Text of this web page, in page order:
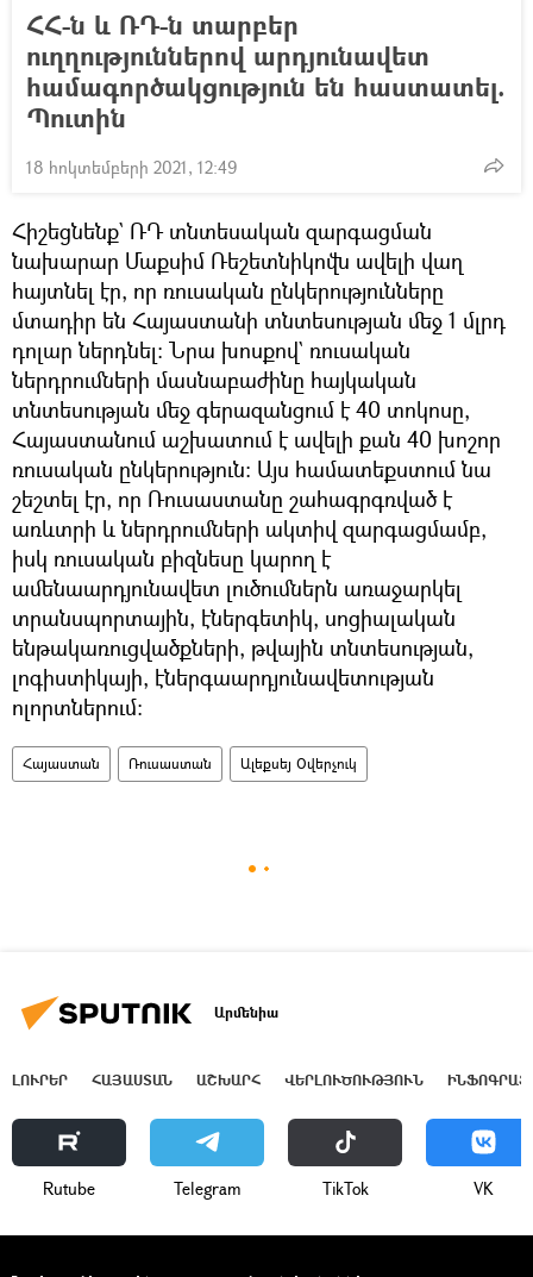
ՀՀ-ն և ՌԴ-ն տարբեր
ուղղություններով արդյունավետ
համագործակցություն են հաստատել.
Պուտին
18 հոկտեմբերի 2021, 12:49
Հիշեցնենք` ՌԴ տնտեսական զարգացման
նախարար Մաքսիմ Ռեշետնիկովն ավելի վաղ
հայտնել էր, որ ռուսական ընկերությունները
մտադիր են Հայաստանի տնտեսության մեջ 1 մլրդ
դոլար ներդնել: Նրա խոսքով` ռուսական
ներդրումների մասնաբաժինը հայկական
տնտեսության մեջ գերազանցում է 40 տոկոսը,
Հայաստանում աշխատում է ավելի քան 40 խոշոր
ռուսական ընկերություն: Այս համատեքստում նա
շեշտել էր, որ Ռուսաստանը շահագրգռված է
առևտրի և ներդրումների ակտիվ զարգացմամբ,
իսկ ռուսական բիզնեսը կարող է
ամենաարդյունավետ լուծումներն առաջարկել
տրանսպորտային, էներգետիկ, սոցիալական
ենթակառուցվածքների, թվային տնտեսության,
լոգիստիկայի, էներգաարդյունավետության
ոլորտներում:
Հայաստան Ռուսաստան Ալեքսեյ Օվերչուկ
Արմենիա
ԼՈՒՐԵՐ ՀԱՅԱՍՏԱՆ ԱՇԽԱՐՀ ՎԵՐԼՈՒԾՈՒԹՅՈՒՆ
Rutube Telegram ТikТоk VK